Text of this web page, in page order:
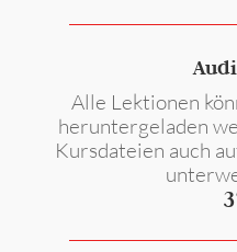
Alle Lektionen
heruntergeladen
Kursdateien auch